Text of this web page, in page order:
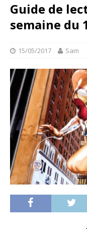
Guide de
semaine du
15/05/2017 Sam